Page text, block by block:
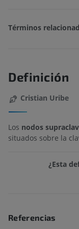
Términos
Definición
Cristian Uribe
Los nodos
situados sobre la
¿Esta
Referencias